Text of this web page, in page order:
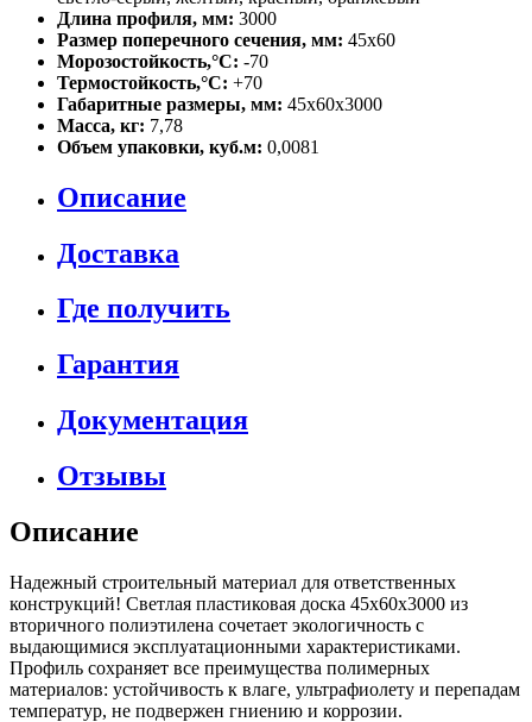
Длина профиля, мм: 3000
Размер поперечного сечения, мм: 45х60
Морозостойкость,°C: -70
Термостойкость,°C: +70
Габаритные размеры, мм: 45х60х3000
Масса, кг: 7,78
Объем упаковки, куб.м: 0,0081
Описание
Доставка
Где получить
Гарантия
Документация
Отзывы
Описание
Надежный строительный материал для ответственных
конструкций! Светлая пластиковая доска 45х60х3000 из
вторичного полиэтилена сочетает экологичность с
выдающимися эксплуатационными характеристиками.
Профиль сохраняет все преимущества полимерных
материалов: устойчивость к влаге, ультрафиолету и перепадам
температур, не подвержен гниению и коррозии.